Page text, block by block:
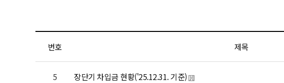
번호 제목
5 장단기 차입금 현황('25.12.31. 기준)